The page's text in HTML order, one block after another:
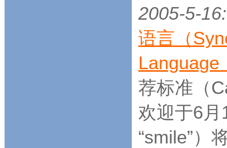
2005-5-16:
语言（
Language
荐标准（
欢迎于6
“smile”）